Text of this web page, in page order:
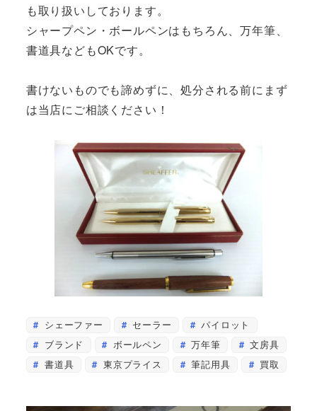
も取り扱いしております。
シャープペン・ボールペンはもちろん、万年筆、
書道具などもOKです。
書けないものでも諦めずに、処分される前にまず
は当店にご相談ください！
シェーファー セーラー
パイロット
ブランド
ボールペン 万年筆
文房具
書道具
東京プライス 筆記用具 買取